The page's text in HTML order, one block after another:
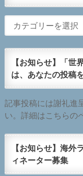
【お知らせ】「世
は、あなたの投稿
記事投稿には謝礼進
い。詳細はこちらの
【お知らせ】海外
ィネーター募集